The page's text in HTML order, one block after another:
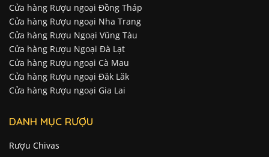
Cửa hàng Rượu ngoại Đồng Tháp
Cửa hàng Rượu ngoại Nha Trang
Cửa hàng Rượu Ngoại Vũng Tàu
Cửa hàng Rượu Ngoại Đà Lạt
Cửa hàng Rượu ngoại Cà Mau
Cửa hàng Rượu ngoại Đăk Lăk
Cửa hàng Rượu ngoại Gia Lai
DANH MỤC RƯỢU
Rượu Chivas